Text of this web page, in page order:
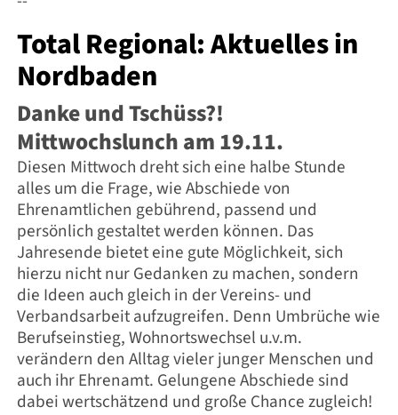
Total Regional: Aktuelles in
Nordbaden
Danke und Tschüss?!
Mittwochslunch am 19.11.
Diesen Mittwoch dreht sich eine halbe Stunde
alles um die Frage, wie Abschiede von
Ehrenamtlichen gebührend, passend und
persönlich gestaltet werden können. Das
Jahresende bietet eine gute Möglichkeit, sich
hierzu nicht nur Gedanken zu machen, sondern
die Ideen auch gleich in der Vereins- und
Verbandsarbeit aufzugreifen. Denn Umbrüche wie
Berufseinstieg, Wohnortswechsel u.v.m.
verändern den Alltag vieler junger Menschen und
auch ihr Ehrenamt. Gelungene Abschiede sind
dabei wertschätzend und große Chance zugleich!